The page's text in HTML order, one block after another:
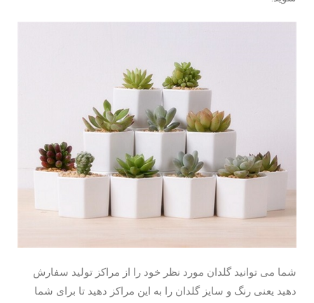
شما می توانید گلدان مورد نظر خود را از مراکز تولید سفارش
دهید یعنی رنگ و سایز گلدان را به این مراکز دهید تا برای شما